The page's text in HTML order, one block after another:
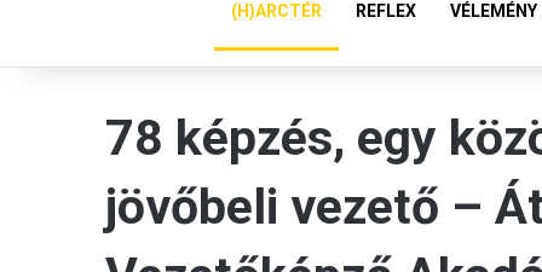
(H)ARCTÉR REFLEX VÉLEMÉNY
78 képzés, egy
jövőbeli vezető –